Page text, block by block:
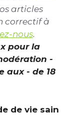
articles
correctif à
nous.
pour la
-
aux - de 18
de vie sain